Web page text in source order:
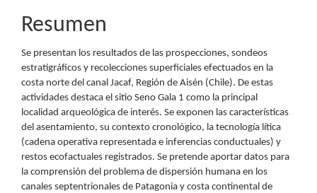
Resumen
Se presentan los resultados de las prospecciones, sondeos
estratigráficos y recolecciones superficiales efectuados en la
costa norte del canal Jacaf, Región de Aisén (Chile). De estas
actividades destaca el sitio Seno Gala 1 como la principal
localidad arqueológica de interés. Se exponen las características
del asentamiento, su contexto cronológico, la tecnología lítica
(cadena operativa representada e inferencias conductuales) y
restos ecofactuales registrados. Se pretende aportar datos para
la comprensión del problema de dispersión humana en los
canales septentrionales de Patagonia y costa continental de